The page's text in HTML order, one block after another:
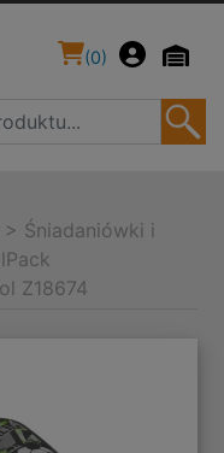
(0)
> Śniadaniówki i
Z18674